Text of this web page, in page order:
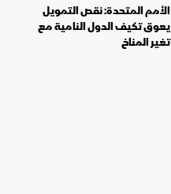
الأمم المتحدة: نقص التمويل
يعوق تكيف الدول النامية مع
تغير المناخ